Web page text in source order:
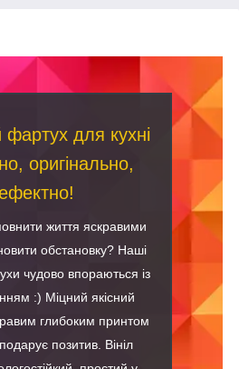
фартух для кухні
оригінально,
життя яскравими
обстановку? Наші
чудово впораються із
:) Міцний якісний
глибоким принтом
позитив. Вініл